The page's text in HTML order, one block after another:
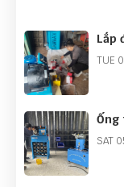
Lắp
TUE
Ống
SAT